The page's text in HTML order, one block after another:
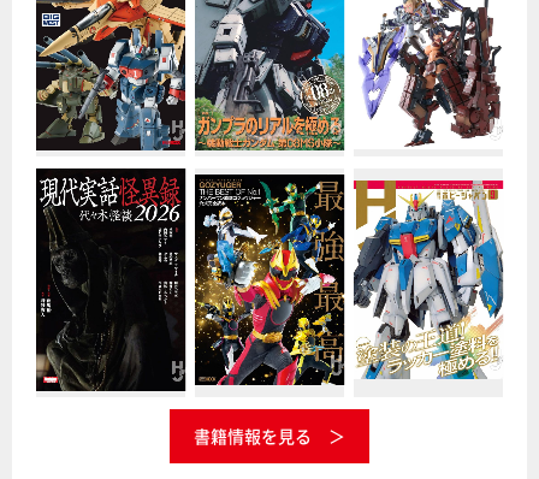
書籍情報を見る